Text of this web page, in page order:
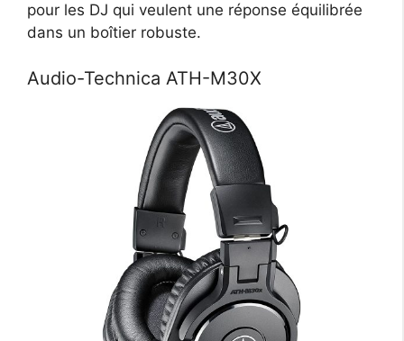
pour les DJ qui veulent une réponse équilibrée
dans un boîtier robuste.
Audio-Technica ATH-M30X